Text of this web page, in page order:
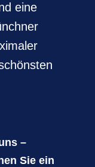
eine
–
Sie ein